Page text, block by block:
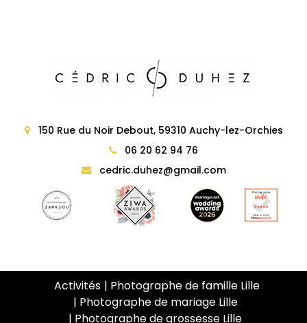
150 Rue du Noir Debout, 59310 Auchy-lez-Orchies
06 20 62 94 76
cedric.duhez@gmail.com
Activités
Photographe de famille Lille
Photographe de mariage Lille
Photographe de grossesse Lille